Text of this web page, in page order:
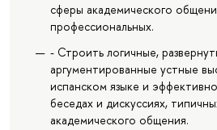
сферы академического
профессиональных.
- Строить логичные,
аргументированные устные
испанском языке и
беседах и дискуссиях,
академического общения.